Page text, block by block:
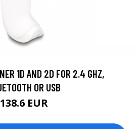
1D AND 2D FOR 2.4 GHZ,
OR USB
138.6 EUR